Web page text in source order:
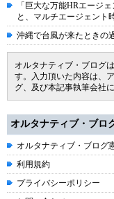
「巨大な万能HRエージ
と、マルチエージェント
沖縄で台風が来たときの
オルタナティブ・ブログ
す。入力頂いた内容は、
グ、及び本記事執筆会社
オルタナティブ・ブロ
オルタナティブ・ブログ
利用規約
プライバシーポリシー